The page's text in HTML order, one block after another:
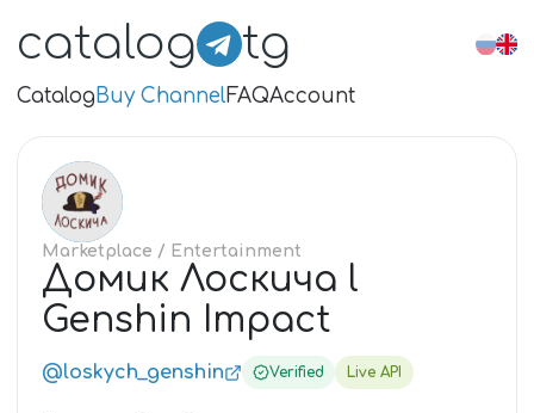
catalog tg
CatalogBuy ChannelFAQAccount
ДО
Marketplace / Entertainment
Домик Лоскича l
Genshin Impact
@loskych_genshin Verified Live API